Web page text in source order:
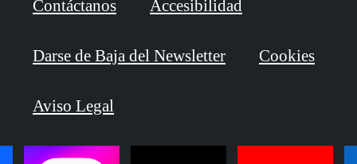
Contáctanos Accesibilidad
Darse de Baja del Newsletter Cookies
Aviso Legal